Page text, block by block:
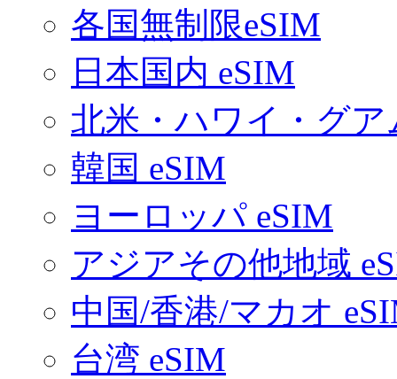
各国無制限eSIM
日本国内 eSIM
北米・ハワイ・グア
韓国 eSIM
ヨーロッパ eSIM
アジアその他地域
中国/香港/マカオ
台湾 eSIM